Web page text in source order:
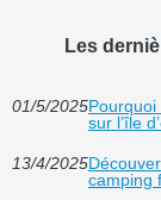
Les
01/5/2025
sur l’île
13/4/2025
camping